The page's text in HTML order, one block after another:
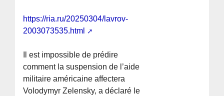
https://ria.ru/20250304/lavrov-
2003073535.html
Il est impossible de prédire
comment la suspension de l’aide
militaire américaine affectera
Volodymyr Zelensky, a déclaré le